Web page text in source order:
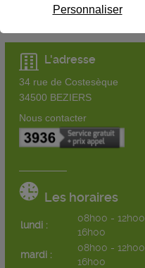
L'adresse
34 rue de Costesèque
34500 BEZIERS
Nous contacter
Les horaires
lundi :
08h00 - 12h00
16h00
mardi :
08h00 - 12h00
16h00
Personnaliser